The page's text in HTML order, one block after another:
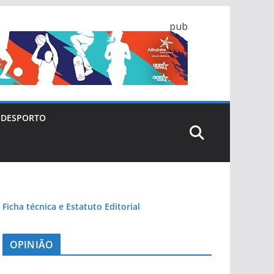
pub
DESPORTO
Ficha técnica e Estatuto Editorial
OPINIÃO